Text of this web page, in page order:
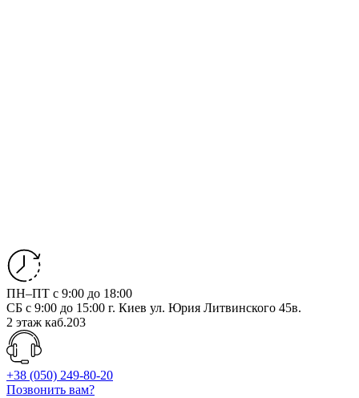
ПН–ПТ с 9:00 до 18:00
СБ с 9:00 до 15:00 г. Киев ул. Юрия Литвинского 45в.
2 этаж каб.203
+38 (050) 249-80-20
Позвонить вам?